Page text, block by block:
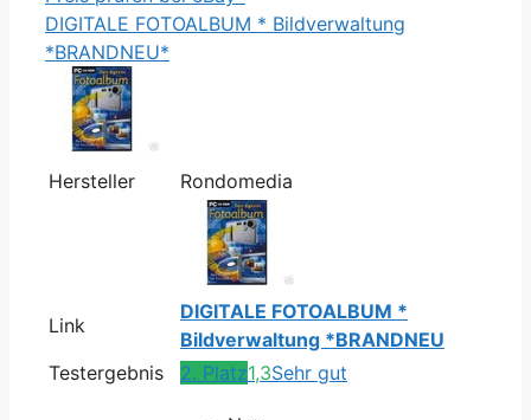
DIGITALE FOTOALBUM * Bildverwaltung
*BRANDNEU*
Hersteller Rondomedia
Link
DIGITALE FOTOALBUM *
Bildverwaltung *BRANDNEU
Testergebnis
2. Platz1,3Sehr gut